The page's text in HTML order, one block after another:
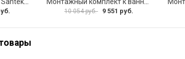
10 054 руб. 9 551 руб.